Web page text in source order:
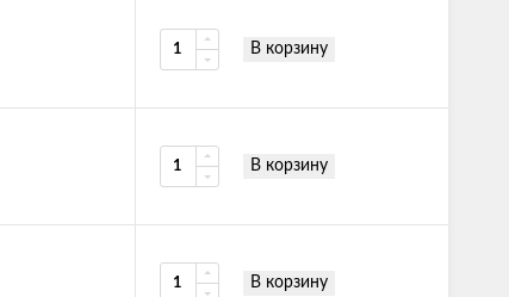
В корзину
В корзину
В корзину